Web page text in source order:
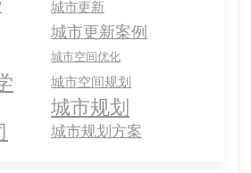
城市更新
城市更新案例
城市空间优化
城市空间规划
城市规划
城市规划方案